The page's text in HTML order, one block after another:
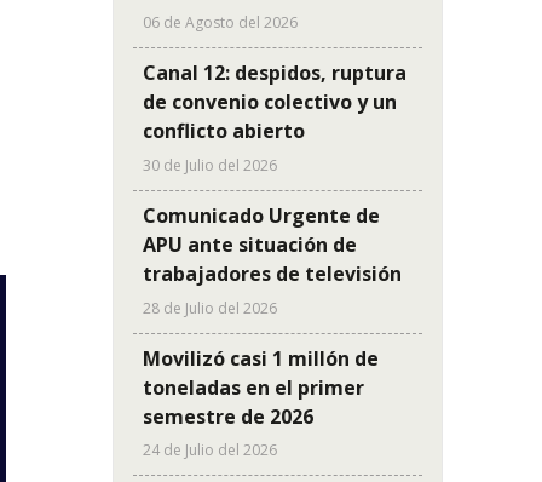
06 de Agosto del 2026
Canal 12: despidos, ruptura
de convenio colectivo y un
conflicto abierto
30 de Julio del 2026
Comunicado Urgente de
APU ante situación de
trabajadores de televisión
28 de Julio del 2026
Movilizó casi 1 millón de
toneladas en el primer
semestre de 2026
24 de Julio del 2026